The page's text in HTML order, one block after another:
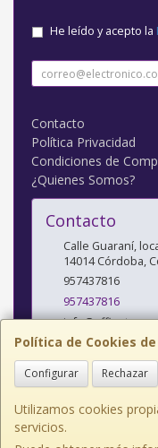
Política de Cookies
Configurar Rechazar
Utilizamos cookies
servicios.
He leído y acepto la
Contacto
Política Privacidad
Condiciones de
¿Quienes Somos?
Contacto
Calle Guaraní,
14014 Córdoba,
957437816
957437816
Horario
10:00 a 13:30 y